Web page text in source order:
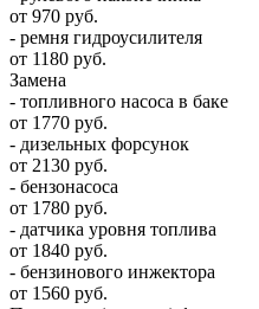
от 970 руб.
- ремня гидроусилителя
от 1180 руб.
Замена
- топливного насоса в баке
от 1770 руб.
- дизельных форсунок
от 2130 руб.
- бензонасоса
от 1780 руб.
- датчика уровня топлива
от 1840 руб.
- бензинового инжектора
от 1560 руб.